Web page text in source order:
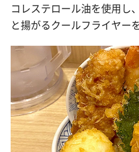
コレステロール油を使用し
と揚がるクールフライヤー